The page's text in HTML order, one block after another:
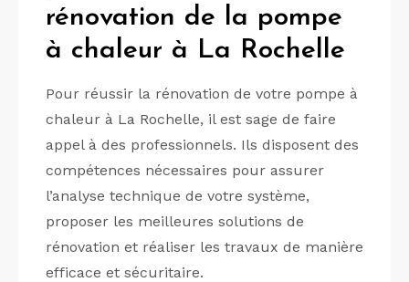
rénovation de la pompe
à chaleur à La Rochelle
Pour réussir la rénovation de votre pompe à
chaleur à La Rochelle, il est sage de faire
appel à des professionnels. Ils disposent des
compétences nécessaires pour assurer
l’analyse technique de votre système,
proposer les meilleures solutions de
rénovation et réaliser les travaux de manière
efficace et sécuritaire.